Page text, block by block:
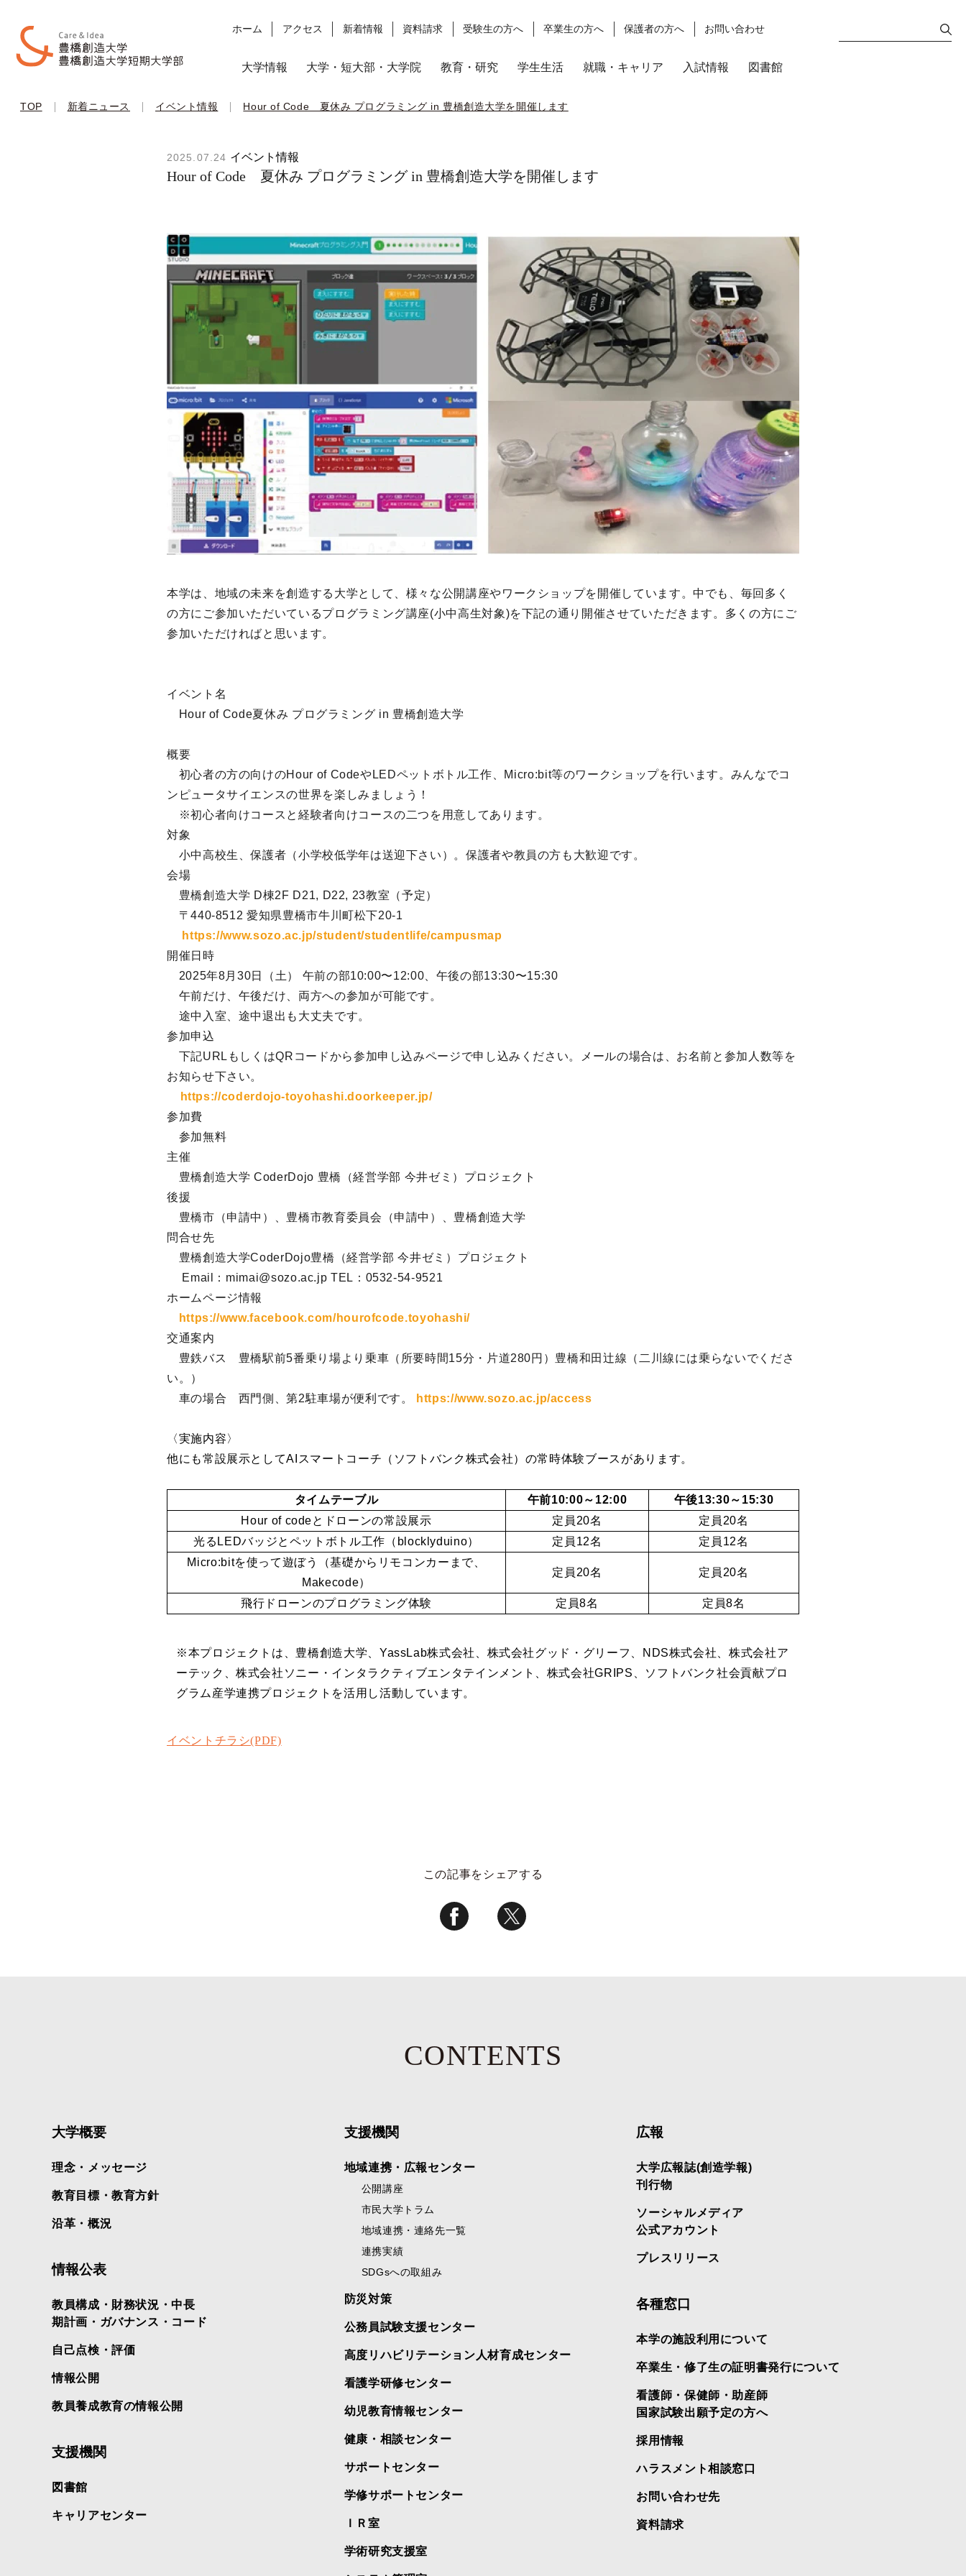
大学情報 大学・短大部・大学院 教育・研究 学生生活 就職・キャリア 入試情報 図書館
ホーム アクセス 新着情報 資料請求 受験生の方へ 卒業生の方へ 保護者の方へ お問い合わせ
TOP | 新着ニュース | イベント情報 | Hour of Code 夏休み プログラミング in 豊橋創造大学を開催します
2025.07.24 イベント情報
Hour of Code 夏休み プログラミング in 豊橋創造大学を開催します
本学は、地域の未来を創造する大学として、様々な公開講座やワークショップを開催しています。中でも、毎回多く
の方にご参加いただいているプログラミング講座(小中高生対象)を下記の通り開催させていただきます。多くの方にご
参加いただければと思います。
イベント名
Hour of Code夏休み プログラミング in 豊橋創造大学
概要
初心者の方の向けのHour of CodeやLEDペットボトル工作、Micro:bit等のワークショップを行います。みんなでコ
ンピュータサイエンスの世界を楽しみましょう！
※初心者向けコースと経験者向けコースの二つを用意してあります。
対象
小中高校生、保護者（小学校低学年は送迎下さい）。保護者や教員の方も大歓迎です。
会場
豊橋創造大学 D棟2F D21, D22, 23教室（予定）
〒440-8512 愛知県豊橋市牛川町松下20-1
https://www.sozo.ac.jp/student/studentlife/campusmap
開催日時
2025年8月30日（土） 午前の部10:00〜12:00、午後の部13:30〜15:30
午前だけ、午後だけ、両方への参加が可能です。
途中入室、途中退出も大丈夫です。
参加申込
下記URLもしくはQRコードから参加申し込みページで申し込みください。メールの場合は、お名前と参加人数等を
お知らせ下さい。
https://coderdojo-toyohashi.doorkeeper.jp/
参加費
参加無料
主催
豊橋創造大学 CoderDojo 豊橋（経営学部 今井ゼミ）プロジェクト
後援
豊橋市（申請中）、豊橋市教育委員会（申請中）、豊橋創造大学
問合せ先
豊橋創造大学CoderDojo豊橋（経営学部 今井ゼミ）プロジェクト
Email：mimai@sozo.ac.jp TEL：0532-54-9521
ホームページ情報
https://www.facebook.com/hourofcode.toyohashi/
交通案内
豊鉄バス 豊橋駅前5番乗り場より乗車（所要時間15分・片道280円）豊橋和田辻線（二川線には乗らないでくださ
い。）
車の場合 西門側、第2駐車場が便利です。
https://www.sozo.ac.jp/access
〈実施内容〉
他にも常設展示としてAIスマートコーチ（ソフトバンク株式会社）の常時体験ブースがあります。
タイムテーブル 午前10:00～12:00
午後13:30～15:30
Hour of codeとドローンの常設展示
定員20名
定員20名
光るLEDバッジとペットボトル工作（blocklyduino）
定員12名
定員12名
Micro:bitを使って遊ぼう（基礎からリモコンカーまで、
Makecode）
定員20名 定員20名
飛行ドローンのプログラミング体験 定員8名 定員8名
※本プロジェクトは、豊橋創造大学、YassLab株式会社、株式会社グッド・グリーフ、NDS株式会社、株式会社ア
ーテック、株式会社ソニー・インタラクティブエンタテインメント、株式会社GRIPS、ソフトバンク社会貢献プロ
グラム産学連携プロジェクトを活用し活動しています。
イベントチラシ(PDF)
この記事をシェアする
CONTENTS
大学概要
理念・メッセージ
教育目標・教育方針
沿革・概況
情報公表
教員構成・財務状況・中長
期計画・ガバナンス・コード
自己点検・評価
情報公開
教員養成教育の情報公開
支援機関
図書館
キャリアセンター
支援機関
地域連携・広報センター
公開講座
市民大学トラム
地域連携・連絡先一覧
連携実績
SDGsへの取組み
防災対策
公務員試験支援センター
高度リハビリテーション人材育成センター
看護学研修センター
幼児教育情報センター
健康・相談センター
サポートセンター
学修サポートセンター
ＩＲ室
学術研究支援室
広報
大学広報誌(創造学報)
刊行物
ソーシャルメディア
公式アカウント
プレスリリース
各種窓口
本学の施設利用について
卒業生・修了生の証明書発行について
看護師・保健師・助産師
国家試験出願予定の方へ
採用情報
ハラスメント相談窓口
お問い合わせ先
資料請求